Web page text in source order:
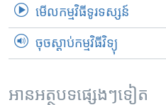
មើល​កម្មវិធី​ទូរទស្សន៍
ចុចស្តាប់កម្មវិធីវិទ្យុ
អានអត្ថបទផ្សេងៗទៀត